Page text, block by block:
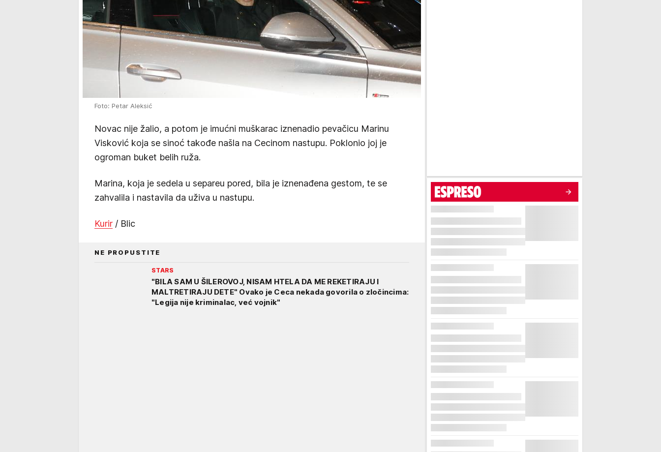
Foto: Petar Aleksić
Novac nije žalio, a potom je imućni muškarac iznenadio pevačicu Marinu
Visković koja se sinoć takođe našla na Cecinom nastupu. Poklonio joj je
ogroman buket belih ruža.
Marina, koja je sedela u separeu pored, bila je iznenađena gestom, te se
zahvalila i nastavila da uživa u nastupu.
Kurir / Blic
NE PROPUSTITE
STARS
"BILA SAM U ŠILEROVOJ, NISAM HTELA DA ME REKETIRAJU I
MALTRETIRAJU DETE" Ovako je Ceca nekada govorila o zločincima:
"Legija nije kriminalac, već vojnik"